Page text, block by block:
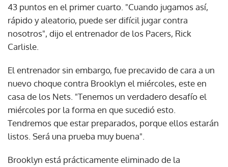
43 puntos en el primer cuarto. "Cuando jugamos así,
rápido y aleatorio, puede ser difícil jugar contra
nosotros", dijo el entrenador de los Pacers, Rick
Carlisle.
El entrenador sin embargo, fue precavido de cara a un
nuevo choque contra Brooklyn el miércoles, este en
casa de los Nets. "Tenemos un verdadero desafío el
miércoles por la forma en que sucedió esto.
Tendremos que estar preparados, porque ellos estarán
listos. Será una prueba muy buena".
Brooklyn está prácticamente eliminado de la